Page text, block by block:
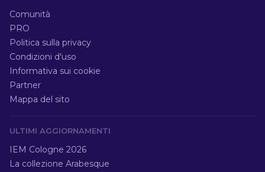
Comunità
PRO
Politica sulla privacy
Condizioni d'uso
Informativa sui cookie
Partner
Mappa del sito
ULTIMI AGGIORNAMENTI
IEM Cologne 2026
La collezione Arabesque